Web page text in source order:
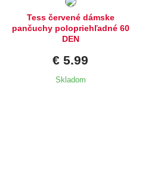
Tess červené dámske
pančuchy polopriehľadné 60
DEN
€ 5.99
Skladom